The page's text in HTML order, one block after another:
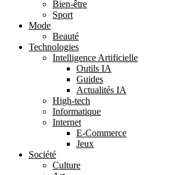
Bien-être
Sport
Mode
Beauté
Technologies
Intelligence Artificielle
Outils IA
Guides
Actualités IA
High-tech
Informatique
Internet
E-Commerce
Jeux
Société
Culture